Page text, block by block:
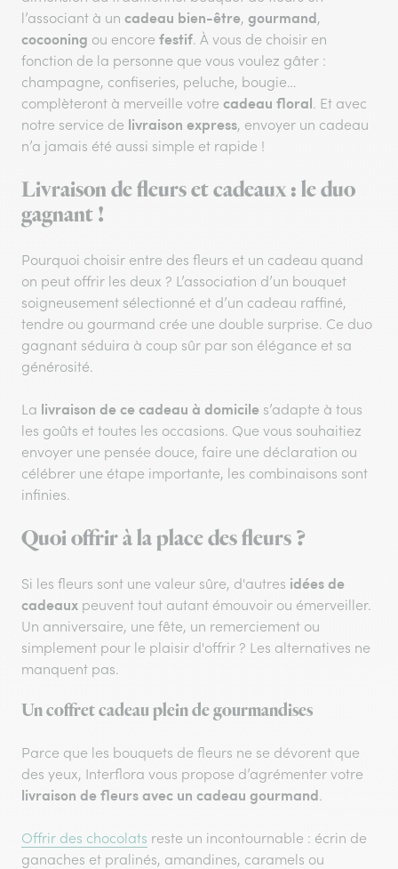
l’associant à un cadeau bien-être, gourmand,
cocooning ou encore festif. À vous de choisir en
fonction de la personne que vous voulez gâter :
champagne, confiseries, peluche, bougie…
complèteront à merveille votre cadeau floral. Et avec
notre service de livraison express, envoyer un cadeau
n’a jamais été aussi simple et rapide !
Livraison de fleurs et cadeaux : le duo
gagnant !
Pourquoi choisir entre des fleurs et un cadeau quand
on peut offrir les deux ? L’association d’un bouquet
soigneusement sélectionné et d’un cadeau raffiné,
tendre ou gourmand crée une double surprise. Ce duo
gagnant séduira à coup sûr par son élégance et sa
générosité.
La livraison de ce cadeau à domicile s’adapte à tous
les goûts et toutes les occasions. Que vous souhaitiez
envoyer une pensée douce, faire une déclaration ou
célébrer une étape importante, les combinaisons sont
infinies.
Quoi offrir à la place des fleurs ?
Si les fleurs sont une valeur sûre, d'autres idées de
cadeaux peuvent tout autant émouvoir ou émerveiller.
Un anniversaire, une fête, un remerciement ou
simplement pour le plaisir d'offrir ? Les alternatives ne
manquent pas.
Un coffret cadeau plein de gourmandises
Parce que les bouquets de fleurs ne se dévorent que
des yeux, Interflora vous propose d’agrémenter votre
livraison de fleurs avec un cadeau gourmand.
Offrir des chocolats reste un incontournable : écrin de
ganaches et pralinés, amandines, caramels ou